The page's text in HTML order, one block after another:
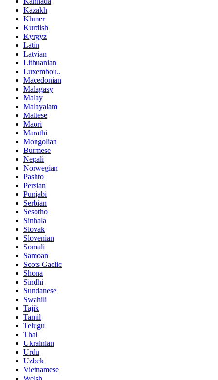
Kazakh
Khmer
Kurdish
Kyrgyz
Latin
Latvian
Lithuanian
Luxembou..
Macedonian
Malagasy
Malay
Malayalam
Maltese
Maori
Marathi
Mongolian
Burmese
Nepali
Norwegian
Pashto
Persian
Punjabi
Serbian
Sesotho
Sinhala
Slovak
Slovenian
Somali
Samoan
Scots Gaelic
Shona
Sindhi
Sundanese
Swahili
Tajik
Tamil
Telugu
Thai
Ukrainian
Urdu
Uzbek
Vietnamese
Welsh